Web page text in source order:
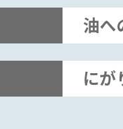
もち
約
偶然
大豆
の色
丹波
コクと旨
油へ
にが